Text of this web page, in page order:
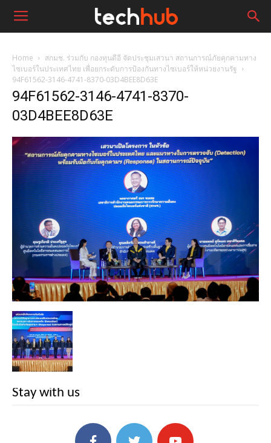
Home
สกมช. ร่วมกับ กองทุนดีอี จัดประชุมเสวนา สถานการณ์ภัยคุกคามทาง
ไซเบอร์ในประเทศไทย เพื่อยกระดับการป้องกันทางไซเบอร์ให้หน่วยงานรัฐ
94F61562-3146-4741-8370-03D4BEE8D63E
94F61562-3146-4741-8370-
03D4BEE8D63E
Stay with us